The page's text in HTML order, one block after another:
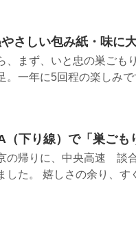
さしい包み紙・味に
、まず、いと忠の巣ごも
足。一年に5回
（下り線）で「巣ごも
の帰りに、中央高速 談
した。 嬉しさの余り、す